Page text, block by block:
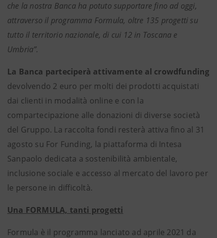
che la nostra Banca ha potuto supportare fino ad oggi,
attraverso il programma Formula, oltre 135 progetti su
tutto il territorio nazionale, di cui 12 in Toscana e
Umbria”.
La Banca parteciperà attivamente al crowdfunding
devolvendo 2 euro per molti dei prodotti acquistati
dai clienti in modalità online e con la
compartecipazione alle donazioni di diverse società
del Gruppo. La raccolta fondi resterà attiva fino al 31
agosto su For Funding, la piattaforma di Intesa
Sanpaolo dedicata a sostenibilità ambientale,
inclusione sociale e accesso al mercato del lavoro per
le persone in difficoltà.
Una FORMULA, tanti progetti
Formula è il programma lanciato ad aprile 2021 da